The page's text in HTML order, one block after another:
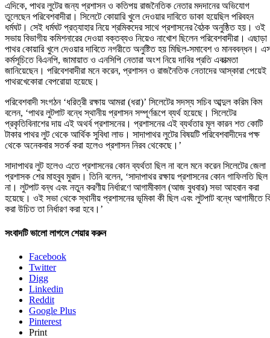
এদিকে, পাথর লুটের জন্য প্রশাসন ও কতিপয় রাজনৈতিক নেতার মদদানের অভিযোগ
তুলেছেন পরিবেশবাদীরা। সিলেটে কোয়ারি খুলে দেওয়ার দাবিতে ডাকা হয়েছিল পরিবহন
ধর্মঘট। সেই ধর্মঘট প্রত্যাহার নিয়ে শ্রমিকদের সাথে প্রশাসনের বৈঠক অনুষ্ঠিত হয়। ওই
সভায় বিভাগীয় কমিশনারের দেওয়া বক্তব্যও নিয়েও নাখোশ ছিলেন পরিবেশবাদীরা। এছাড়া
পাথর কোয়ারি খুলে দেওয়ার দাবিতে নগরীতে অনুষ্টিত হয় মিছিল-সমাবেশ ও মানববন্ধন।
কর্মসূচিতে বিএনপি, জামায়াত ও এনসিপি নেতারা অংশ নিয়ে দাবির প্রতি একাত্মতা
জানিয়েছেন। পরিবেশবাদীরা মনে করেন, প্রশাসন ও রাজনৈতিক নেতাদের আস্কারা পেয়েই
পাথরখেকোরা বেপরোয়া হয়েছে।
পরিবেশবাদী সংগঠন ‘ধরিত্রী রক্ষায় আমরা (ধরা)’ সিলেটের সদস্য সচিব আব্দুল করিম কিম
বলেন, ‘পাথর লুটপাট বন্ধে স্থানীয় প্রশাসন সম্পূর্ণরূপে ব্যর্থ হয়েছে। সিলেটের
প্রকৃতিবিনাশের দায় এই অথর্ব প্রশাসনের। প্রশাসনের এই ব্যর্থতার মূল কারন শত কোটি
টাকার পাথর লুট থেকে আর্থিক সুবিধা লাভ। সাদাপাথর লুটের বিষয়টি পরিবেশবাদীদের পক্ষ
থেকে অনেকবার সতর্ক করা হলেও প্রশাসন নিরব থেকেছে।’
সাদাপাথর লুট হলেও এতে প্রশাসনের কোন ব্যর্থতা ছিল না বলে মনে করেন সিলেটের জেলা
প্রশাসক শের মাহবুব মুরাদ। তিনি বলেন, ‘সাদাপাথর রক্ষায় প্রশাসনের কোন গাফিলতি ছিল
না। লুটপাট বন্ধ এবং নতুন করণীয় নির্ধারণে আগামীকাল (আজ বুধবার) সভা আহবান করা
হয়েছে। ওই সভা থেকে স্থানীয় প্রশাসনের ভূমিকা কী ছিল এবং লুটপাট বন্ধে আগামীতে
করা উচিত তা নির্ধারণ করা হবে।’
সংবাদটি ভালো লাগলে শেয়ার করুন
Facebook
Twitter
Digg
Linkedin
Reddit
Google Plus
Pinterest
Print